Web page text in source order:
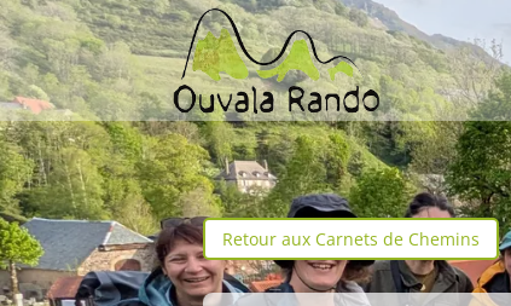
Retour aux Carnets de Chemins